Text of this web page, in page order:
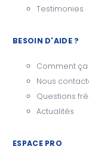
Testimonies
BESOIN D'AIDE ?
Comment
Nous
Questions
Actualités
ESPACE PRO